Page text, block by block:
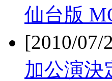
仙台版
[2010/
加公演決